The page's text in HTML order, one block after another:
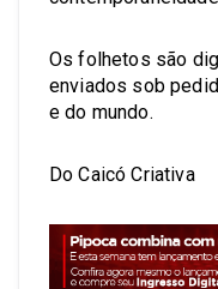
Os folhetos são
enviados sob
e do mundo.
Do Caicó Criativa